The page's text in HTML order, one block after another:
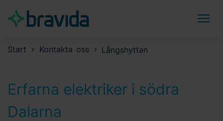
Start Kontakta oss Långshyttan
Erfarna elektriker i södra
Dalarna